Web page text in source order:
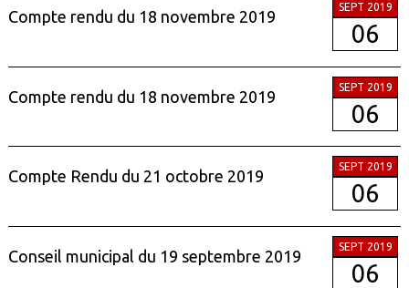
Compte rendu du 18 novembre 2019
SEPT 2019
06
Compte rendu du 18 novembre 2019
SEPT 2019
06
Compte Rendu du 21 octobre 2019
SEPT 2019
06
Conseil municipal du 19 septembre 2019
SEPT 2019
06